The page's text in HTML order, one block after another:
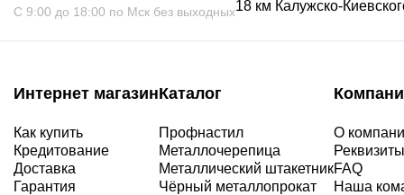
С 9:00 до 18:00 по Мск без выходных18 км Калужско-
Интернет магазин
Как купить
Кредитование
Доставка
Гарантия
Каталог
Профнастил
Металлочерепица
Металлический штакетник
Чёрный металлопрокат
О
Реквизиты
FAQ
Наша